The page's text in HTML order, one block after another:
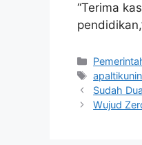
“Terima
Kategori
Tag
Sudah
Wujud